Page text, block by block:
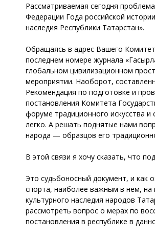
Рассматриваемая сегодня
Федерации Года российской
наследия Республики Татарстан».
Обращаясь в адрес Вашего
последнем номере журнала
глобальном цивилизационном
мероприятии. Наоборот,
Рекомендация по подготовке и
постановления Комитета
форуме традиционного искусства
легко. А решать поднятые нами
народа — образцов его
В этой связи я хочу сказать, что
Это судьбоносный документ, и как
спорта, наиболее важным в нем, на
культурного наследия народов
рассмотреть вопрос о мерах по
постановления в республике в